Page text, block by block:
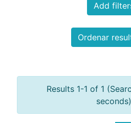
Add
Ordenar
Results 1-1 of 1